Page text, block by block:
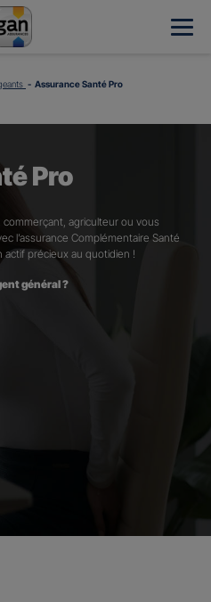
Assurance Santé Pro
Pro
agriculteur ou vous
l’assurance Complémentaire Santé
précieux au quotidien !
général ?